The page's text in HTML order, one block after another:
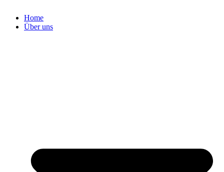
Home
Über uns